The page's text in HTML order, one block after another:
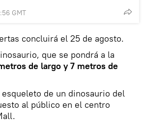
GMT
concluirá el 25 de agosto.
que se pondrá a la
de largo y 7 metros de
de un dinosaurio del
al público en el centro